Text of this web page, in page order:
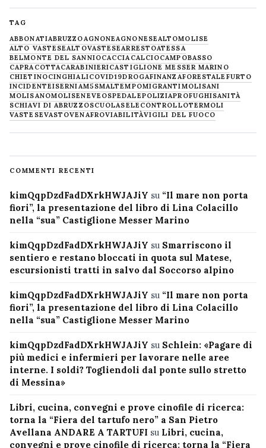
TAG
ABBONATIABRUZZOAGNONEAGNONESEALTOMOLISE
ALTO VASTESEALTOVASTESEARRESTOATESSA
BELMONTE DEL SANNIOCACCIACALCIOCAMPOBASSO
CAPRACOTTACARABINIERICASTIGLIONE MESSER MARINO
CHIETINOCINGHIALICOVID19DROGAFINANZAFORESTALE FURTO
INCIDENTEISERNIAM5SMALTEMPOMIGRANTIMOLISANI
MOLISANOMOLISENEVE OSPEDALEPOLIZIAPROFUGHISANITÀ
SCHIAVI DI ABRUZZOSCUOLASELECONTROLLOTERMOLI
VASTESEVASTOVENAFROVIABILITÀVIGILI DEL FUOCO
COMMENTI RECENTI
kimQqpDzdFadDXrkHWJAJiY su “Il mare non porta
fiori”, la presentazione del libro di Lina Colacillo
nella “sua” Castiglione Messer Marino
kimQqpDzdFadDXrkHWJAJiY su Smarriscono il
sentiero e restano bloccati in quota sul Matese,
escursionisti tratti in salvo dal Soccorso alpino
kimQqpDzdFadDXrkHWJAJiY su “Il mare non porta
fiori”, la presentazione del libro di Lina Colacillo
nella “sua” Castiglione Messer Marino
kimQqpDzdFadDXrkHWJAJiY su Schlein: «Pagare di
più medici e infermieri per lavorare nelle aree
interne. I soldi? Togliendoli dal ponte sullo stretto
di Messina»
Libri, cucina, convegni e prove cinofile di ricerca:
torna la “Fiera del tartufo nero” a San Pietro
Avellana ANDARE A TARTUFI su Libri, cucina,
convegni e prove cinofile di ricerca: torna la “Fiera